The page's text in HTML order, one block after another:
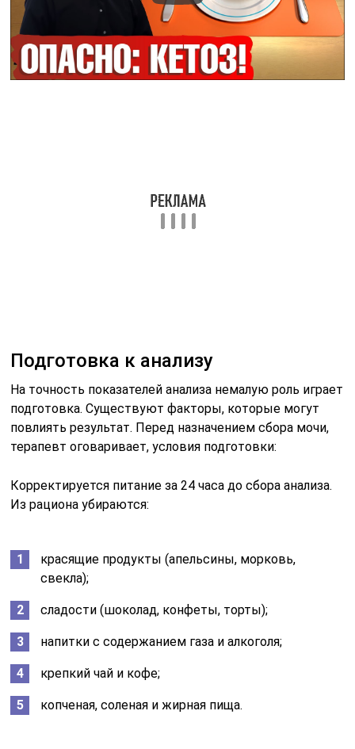
Подготовка к анализу
На точность показателей анализа немалую роль играет
подготовка. Существуют факторы, которые могут
повлиять результат. Перед назначением сбора мочи,
терапевт оговаривает, условия подготовки:
Корректируется питание за 24 часа до сбора анализа.
Из рациона убираются:
красящие продукты (апельсины, морковь,
свекла);
сладости (шоколад, конфеты, торты);
напитки с содержанием газа и алкоголя;
крепкий чай и кофе;
копченая, соленая и жирная пища.